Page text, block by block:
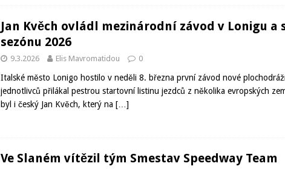
Jan Kvěch ovládl mezinárodní závod v Lonigu a
sezónu 2026
9.3.2026 Elis Mavromatidou 0
Italské město Lonigo hostilo v neděli 8. března první závod nové
jednotlivců přilákal pestrou startovní listinu jezdců z několika evropských
byl i český Jan Kvěch, který na […]
Ve Slaném vítězil tým Smestav Speedway Team